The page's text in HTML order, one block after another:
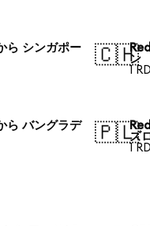
ら シンガポー
🇨🇭
ン
1
ら バングラデ
🇵🇱
ズ
1